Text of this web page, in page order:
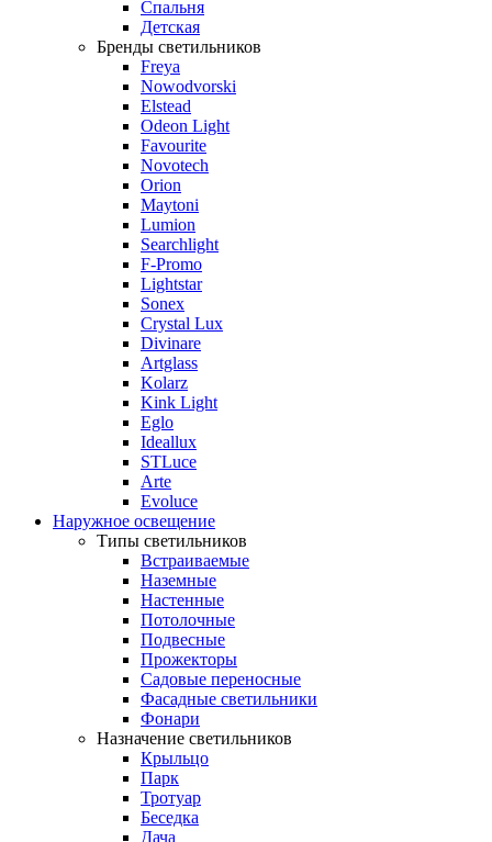
Спальня
Детская
Бренды светильников
Freya
Nowodvorski
Elstead
Odeon Light
Favourite
Novotech
Orion
Maytoni
Lumion
Searchlight
F-Promo
Lightstar
Sonex
Crystal Lux
Divinare
Artglass
Kolarz
Kink Light
Eglo
Ideallux
STLuce
Arte
Evoluce
Наружное освещение
Типы светильников
Встраиваемые
Наземные
Настенные
Потолочные
Подвесные
Прожекторы
Садовые переносные
Фасадные светильники
Фонари
Назначение светильников
Крыльцо
Парк
Тротуар
Беседка
Дача